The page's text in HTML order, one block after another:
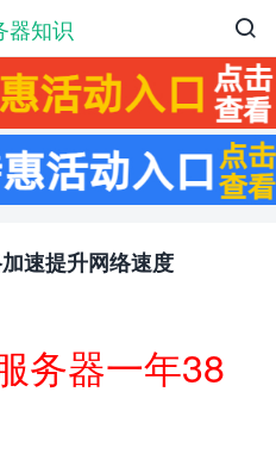
器知识 
速提升网络速度
务器一年38